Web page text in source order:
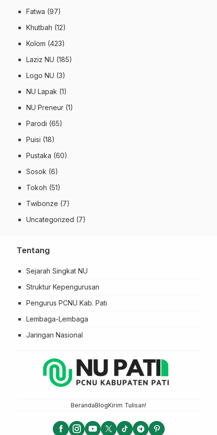
Fatwa (97)
Khutbah (12)
Kolom (423)
Laziz NU (185)
Logo NU (3)
NU Lapak (1)
NU Preneur (1)
Parodi (65)
Puisi (18)
Pustaka (60)
Sosok (6)
Tokoh (51)
Twibonze (7)
Uncategorized (7)
Tentang
Sejarah Singkat NU
Struktur Kepengurusan
Pengurus PCNU Kab. Pati
Lembaga-Lembaga
Jaringan Nasional
BerandaBlogKirim Tulisan!